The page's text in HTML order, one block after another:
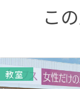
こ
教室